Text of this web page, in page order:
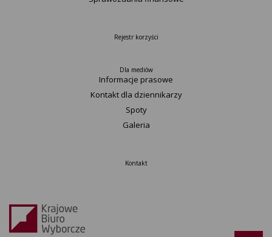
Rejestr korzyści
Dla mediów
Informacje prasowe
Kontakt dla dziennikarzy
Spoty
Galeria
Kontakt